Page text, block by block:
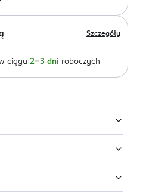
Szczegóły
ciągu 2-3 dni roboczych
Guilty Pleasure
POLY(C6-14 OLEFIN),